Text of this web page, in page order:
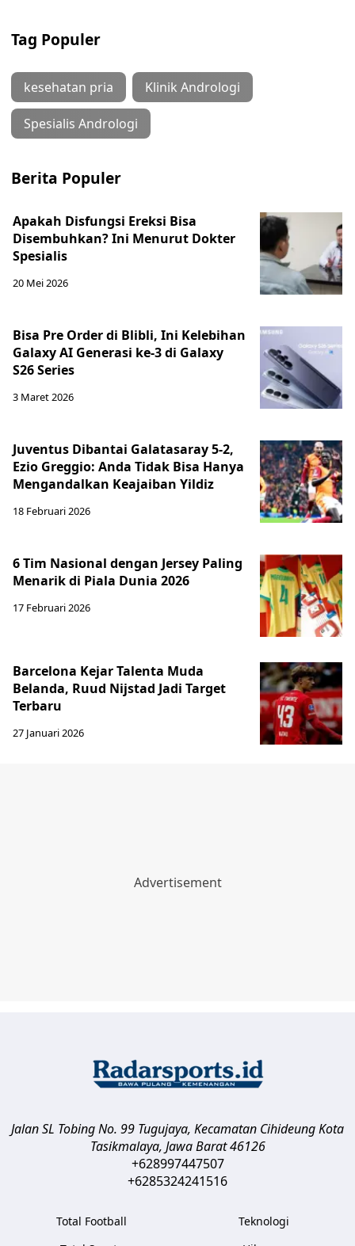
Tag Populer
kesehatan pria Klinik Andrologi
Spesialis Andrologi
Berita Populer
Apakah Disfungsi Ereksi Bisa
Disembuhkan? Ini Menurut Dokter
Spesialis
20 Mei 2026
Bisa Pre Order di Blibli, Ini Kelebihan
Galaxy AI Generasi ke-3 di Galaxy
S26 Series
3 Maret 2026
Juventus Dibantai Galatasaray 5-2,
Ezio Greggio: Anda Tidak Bisa Hanya
Mengandalkan Keajaiban Yildiz
18 Februari 2026
6 Tim Nasional dengan Jersey Paling
Menarik di Piala Dunia 2026
17 Februari 2026
Barcelona Kejar Talenta Muda
Belanda, Ruud Nijstad Jadi Target
Terbaru
27 Januari 2026
Jalan SL Tobing No. 99 Tugujaya, Kecamatan CihideungKota
Tasikmalaya, Jawa Barat 46126
+628997447507
+6285324241516
Total Football
Teknologi